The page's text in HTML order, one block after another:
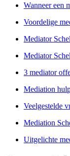
Wanneer een
Voordelige
Mediator
Mediator
3 mediator
Mediation
Veelgestelde
Mediation
Uitgelichte